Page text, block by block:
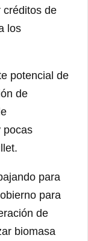
créditos de
los
potencial de
de
pocas
para
para
de
biomasa